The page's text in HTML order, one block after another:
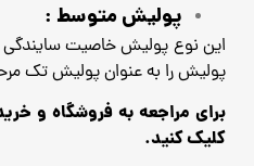
پولیش متوسط :
این نوع پولیش خاصیت سایندگی
پولیش را به عنوان پولیش تک
برای مراجعه به فروشگاه و
کلیک کنید.